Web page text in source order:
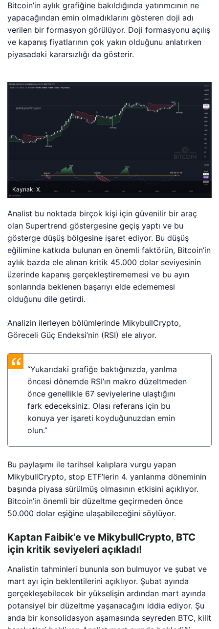
Bitcoin’in aylık grafiğine bakıldığında yatırımcının ne
yapacağından emin olmadıklarını gösteren doji adı
verilen bir formasyon görülüyor. Doji formasyonu açılış
ve kapanış fiyatlarının çok yakın olduğunu anlatırken
piyasadaki kararsızlığı da gösterir.
Kaynak: X
Analist bu noktada birçok kişi için güvenilir bir araç
olan Supertrend göstergesine geçiş yaptı ve bu
gösterge düşüş bölgesine işaret ediyor. Bu düşüş
eğilimine katkıda bulunan en önemli faktörün, Bitcoin’in
aylık bazda ele alınan kritik 45.000 dolar seviyesinin
üzerinde kapanış gerçekleştirememesi ve bu ayın
sonlarında beklenen başarıyı elde edememesi
olduğunu dile getirdi.
Analizin ilerleyen bölümlerinde MikybullCrypto,
Göreceli Güç Endeksi’nin (RSI) ele alıyor.
“Yukarıdaki grafiğe baktığınızda, yarılma
öncesi dönemde RSI’ın makro düzeltmeden
önce genellikle 67 seviyelerine ulaştığını
fark edeceksiniz. Olası referans için bu
konuya yer işareti koyduğunuzdan emin
olun.”
Bu paylaşımı ile tarihsel kalıplara vurgu yapan
MikybullCrypto, stop ETF’lerin 4. yarılanma döneminin
başında piyasa sürülmüş olmasının etkisini açıklıyor.
Bitcoin’in önemli bir düzeltme geçirmeden önce
50.000 dolar eşiğine ulaşabileceğini söylüyor.
Kaptan Faibik’e ve MikybullCrypto, BTC
için kritik seviyeleri açıkladı!
Analistin tahminleri bununla son bulmuyor ve şubat ve
mart ayı için beklentilerini açıklıyor. Şubat ayında
gerçekleşebilecek bir yükselişin ardından mart ayında
potansiyel bir düzeltme yaşanacağını iddia ediyor. Şu
anda bir konsolidasyon aşamasında seyreden BTC, kilit